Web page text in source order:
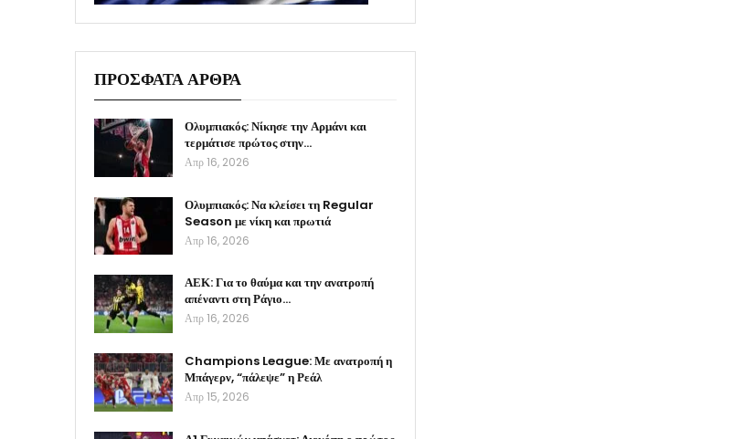
ΠΡΟΣΦΑΤΑ ΑΡΘΡΑ
Ολυμπιακός: Νίκησε την Αρμάνι και
τερμάτισε πρώτος στην…
Απρ 16, 2026
Ολυμπιακός: Να κλείσει τη Regular
Season με νίκη και πρωτιά
Απρ 16, 2026
ΑΕΚ: Για το θαύμα και την ανατροπή
απέναντι στη Ράγιο…
Απρ 16, 2026
Champions League: Με ανατροπή η
Μπάγερν, “πάλεψε” η Ρεάλ
Απρ 15, 2026